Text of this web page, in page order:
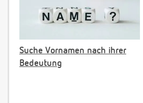
Suche Vornamen nach ihrer
Bedeutung